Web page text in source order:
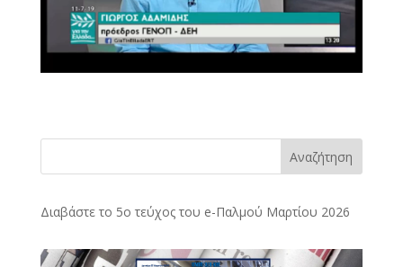
Αναζήτηση
Διαβάστε το 5ο τεύχος του e-Παλμού Μαρτίου 2026